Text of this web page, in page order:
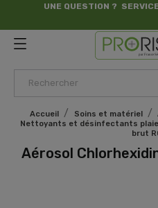
UNE QUESTION ?
par France
Accueil Soins et matériel
Nettoyants et désinfectants
brut
Aérosol